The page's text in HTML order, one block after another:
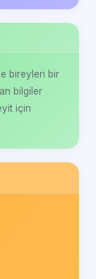
bireyleri bir
bilgiler
için